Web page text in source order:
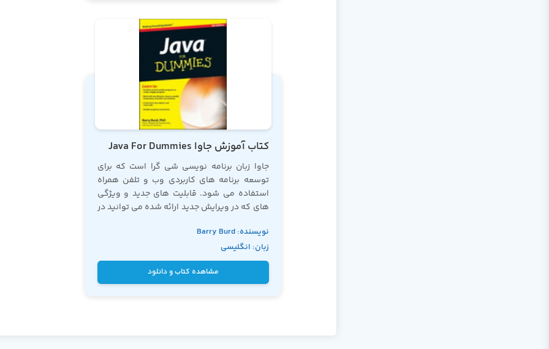
کتاب آموزش جاوا Java For Dummies
جاوا زبان برنامه نویسی شی گرا است که برای
توسعه برنامه های کاربردی وب و تلفن همراه
استفاده می شود. قابلیت های جدید و ویژگی
های که در ویرایش جدید ارائه شده می توانید در
نویسنده: Barry Burd
زبان: انگلیسی
مشاهده کتاب و دانلود